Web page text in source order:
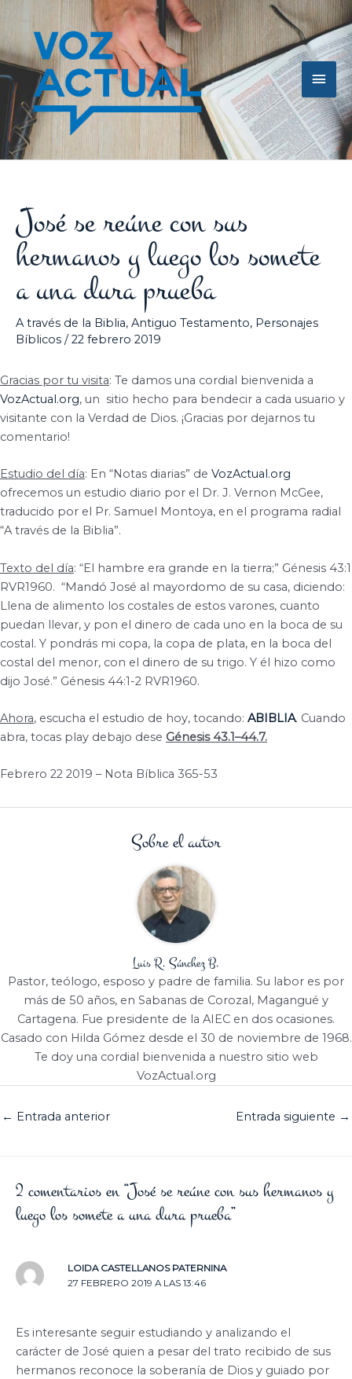
contenido
José se reúne con sus
hermanos y luego los somete
a una dura prueba
A través de la Biblia, Antiguo Testamento, Personajes
Bíblicos /22 febrero 2019
Gracias por tu visita: Te damos una cordial bienvenida a
VozActual.org, un sitio hecho para bendecir a cada usuario y
visitante con la Verdad de Dios. ¡Gracias por dejarnos tu
comentario!
Estudio del día: En “Notas diarias” de VozActual.org
ofrecemos un estudio diario por el Dr. J. Vernon McGee,
traducido por el Pr. Samuel Montoya, en el programa radial
“A través de la Biblia”.
Texto del día: “El hambre era grande en la tierra;” Génesis 43:1
RVR1960. “Mandó José al mayordomo de su casa, diciendo:
Llena de alimento los costales de estos varones, cuanto
puedan llevar, y pon el dinero de cada uno en la boca de su
costal. Y pondrás mi copa, la copa de plata, en la boca del
costal del menor, con el dinero de su trigo. Y él hizo como
dijo José.” Génesis 44:1-2 RVR1960.
Ahora, escucha el estudio de hoy, tocando: ABIBLIA. Cuando
abra, tocas play debajo dese Génesis 43.1–44.7.
Febrero 22 2019 – Nota Bíblica 365-53
Sobre el autor
Luis R. Sánchez B.
Pastor, teólogo, esposo y padre de familia. Su labor es por
más de 50 años, en Sabanas de Corozal, Magangué y
Cartagena. Fue presidente de la AIEC en dos ocasiones.
Casado con Hilda Gómez desde el 30 de noviembre de 1968.
Te doy una cordial bienvenida a nuestro sitio web
VozActual.org
← Entrada anterior Entrada siguiente →
2 comentarios en “José se reúne con sus hermanos y
luego los somete a una dura prueba”
LOIDA CASTELLANOS PATERNINA
27 FEBRERO 2019 A LAS 13:46
Es interesante seguir estudiando y analizando el
carácter de José quien a pesar del trato recibido de sus
hermanos reconoce la soberanía de Dios y guiado por